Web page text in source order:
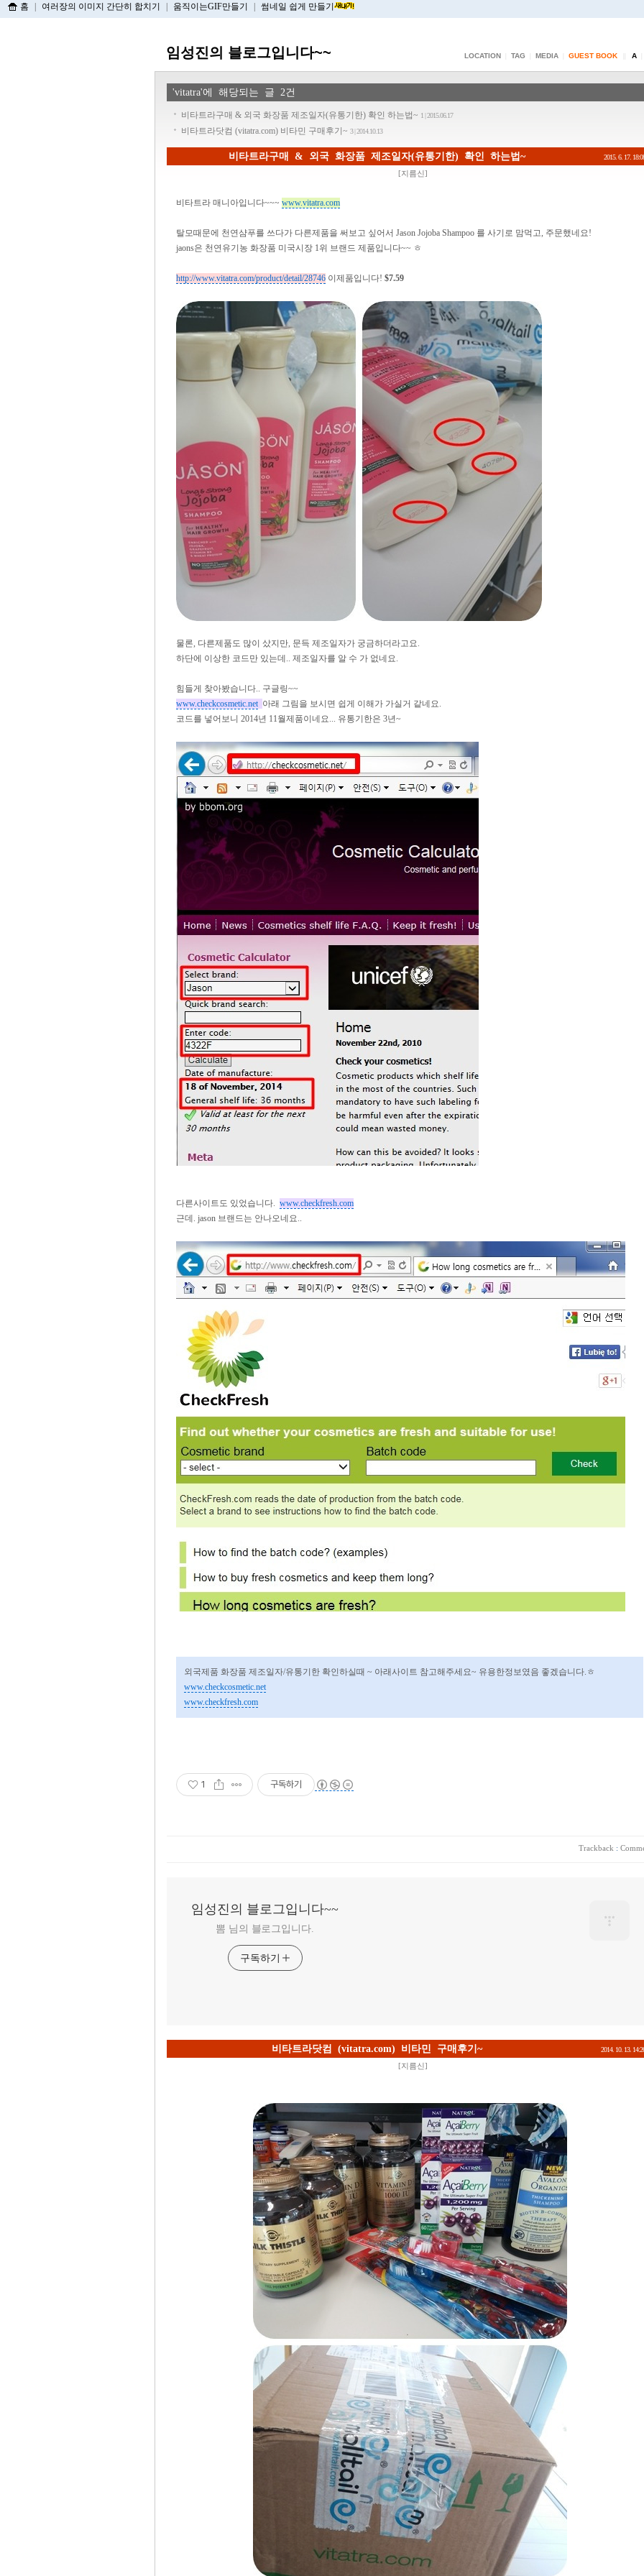
홈 여러장의 이미지 간단히 합치기 움직이는GIF만들기 썸네일 쉽게 만들기
임성진의 블로그입니다~~ LOCATION TAG MEDIA GUEST BOOK A
'vitatra'에 해당되는 글 2건
비타트라구매 & 외국 화장품 제조일자(유통기한) 확인 하는법~ 1 | 2015.06.17
비타트라닷컴 (vitatra.com) 비타민 구매후기~ 3 | 2014.10.13
비타트라구매 & 외국 화장품 제조일자(유통기한) 확인 하는법~ 2015. 6. 17.
[지름신]
비타트라 매니아입니다~~~ www.vitatra.com
탈모때문에 천연샴푸를 쓰다가 다른제품을 써보고 싶어서 Jason Jojoba Shampoo 를 사기로 맘먹고, 주문했네요!
jaons은 천연유기농 화장품 미국시장 1위 브랜드 제품입니다~~ ㅎ
http://www.vitatra.com/product/detail/28746 이제품입니다! $7.59
물론, 다른제품도 많이 샀지만, 문득 제조일자가 궁금하더라고요.
하단에 이상한 코드만 있는데.. 제조일자를 알 수 가 없네요.
힘들게 찾아봤습니다.. 구글링~~
www.checkcosmetic.net 아래 그림을 보시면 쉽게 이해가 가실거 같네요.
코드를 넣어보니 2014년 11월제품이네요... 유통기한은 3년~
다른사이트도 있었습니다. www.checkfresh.com
근데. jason 브랜드는 안나오네요..
외국제품 화장품 제조일자/유통기한 확인하실때 ~ 아래사이트 참고해주세요~ 유용한정보였음 좋겠습니다.ㅎ
www.checkcosmetic.net
www.checkfresh.com
1 구독하기
Trackback :
임성진의 블로그입니다~~
뽐 님의 블로그입니다.
구독하기
비타트라닷컴 (vitatra.com) 비타민 구매후기~ 2014. 10. 13.
[지름신]